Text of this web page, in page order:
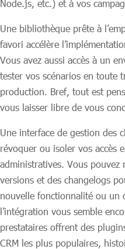
Node.js, etc.) et à vos
Une bibliothèque prête à
favori accélère
Vous avez aussi accès à un
tester vos scénarios en toute
production. Bref, tout est
vous laisser libre de vous
Une interface de gestion des
révoquer ou isoler vos accès
administratives. Vous pouvez
versions et des changelogs
nouvelle fonctionnalité ou un
l’intégration vous semble
prestataires offrent des
CRM les plus populaires,